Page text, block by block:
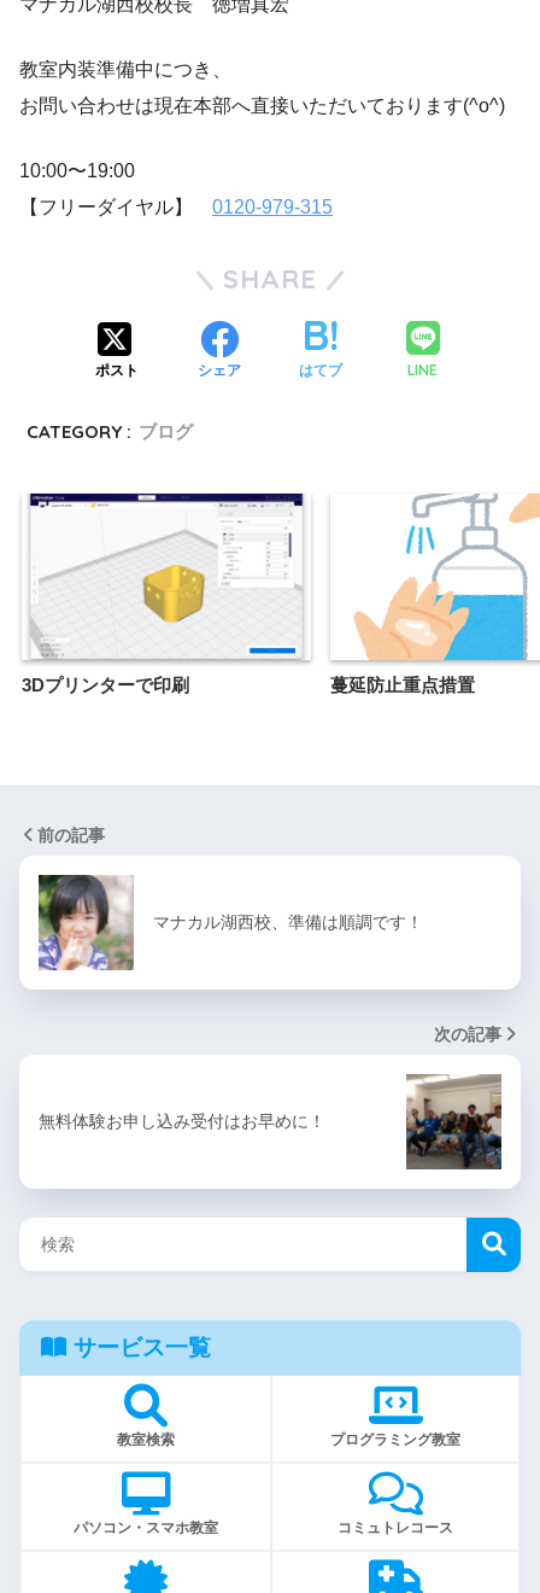
マナカル湖西校校長 徳増真宏
教室内装準備中につき、
お問い合わせは現在本部へ直接いただいております(^o^)
10:00〜19:00
【フリーダイヤル】 0120-979-315
SHARE
ポスト シェア はてブ LINE
CATEGORY : ブログ
3Dプリンターで印刷 蔓延防止重点措置
前の記事
マナカル湖西校、準備は順調です！
次の記事
無料体験お申し込み受付はお早めに！
サービス一覧
教室検索 プログラミング教室
パソコン・スマホ教室 コミュトレコース